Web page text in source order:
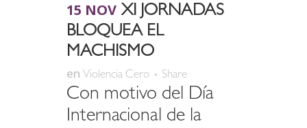
15 NOV XI JORNADAS
BLOQUEA EL
MACHISMO
en Violencia Cero Share
Con motivo del Día
Internacional de la